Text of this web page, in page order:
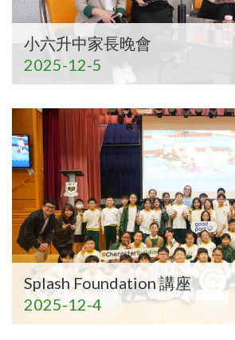
小六升中家長晚會
2025-12-5
Splash Foundation 講座
2025-12-4